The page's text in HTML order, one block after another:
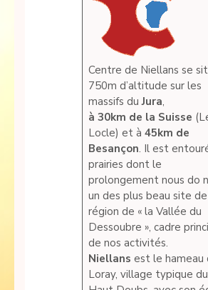
Centre de Niellans se
750m d’altitude sur les
massifs duJura,
à 30km de la Suisse
Locle) et à 45km de
Besançon. Il est
prairies dont le
prolongement nous do
un des plus beau site
région de « la Vallée du
Dessoubre », cadre
de nos activités.
Niellans est le hameau
Loray, village typique du